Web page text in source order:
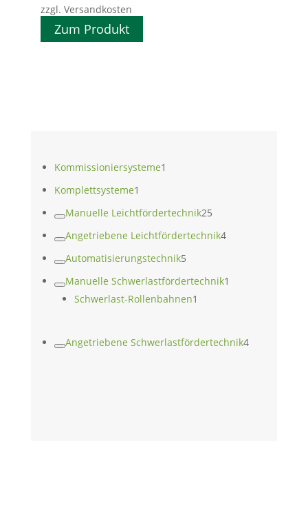
Kommissioniersysteme1
Komplettsysteme1
Produkt
Manuelle Leichtfördertechnik2525
Produkte
Angetriebene Leichtfördertechnik44
Automatisierungstechnik55
Produkte
Manuelle Schwerlastfördertechnik1
Schwerlast-Rollenbahnen1
Angetriebene Schwerlastfördertechnik44
zzgl. Versandkosten
Zum Produkt